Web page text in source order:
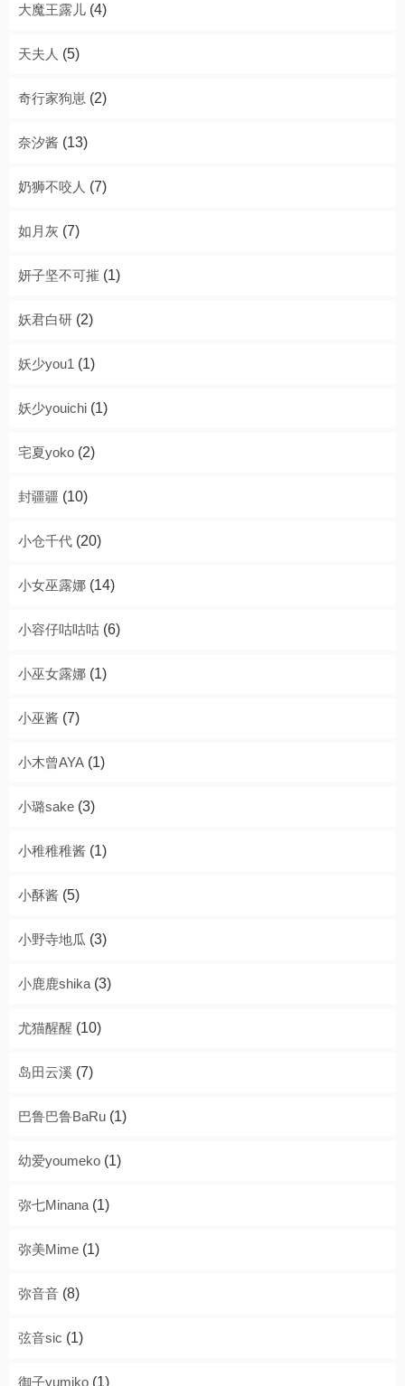
大魔王露儿 (4)
天夫人 (5)
奇行家狗崽 (2)
奈汐酱 (13)
奶狮不咬人 (7)
如月灰 (7)
妍子坚不可摧 (1)
妖君白研 (2)
妖少you1 (1)
妖少youichi (1)
宅夏yoko (2)
封疆疆 (10)
小仓千代 (20)
小女巫露娜 (14)
小容仔咕咕咕 (6)
小巫女露娜 (1)
小巫酱 (7)
小木曾AYA (1)
小璐sake (3)
小稚稚稚酱 (1)
小酥酱 (5)
小野寺地瓜 (3)
小鹿鹿shika (3)
尤猫醒醒 (10)
岛田云溪 (7)
巴鲁巴鲁BaRu (1)
幼爱youmeko (1)
弥七Minana (1)
弥美Mime (1)
弥音音 (8)
弦音sic (1)
御子yumiko (1)